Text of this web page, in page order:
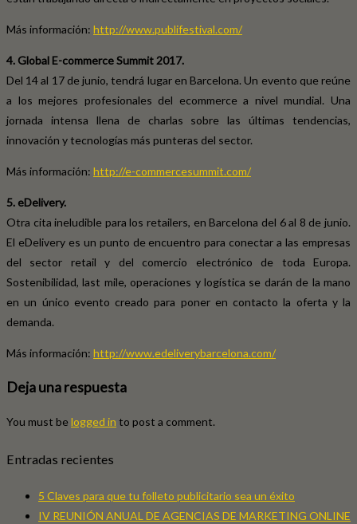
Más información: http://www.publifestival.com/
4. Global E-commerce Summit 2017.
Del 14 al 17 de junio, tendrá lugar en Barcelona. Un evento que reúne
a los mejores profesionales del ecommerce a nivel mundial. Una
jornada intensa llena de charlas sobre las últimas tendencias,
innovación y tecnologías más punteras del sector.
Más información: http://e-commercesummit.com/
5. eDelivery.
Otra cita ineludible para los retailers, en Barcelona del 6 al 8 de junio.
El eDelivery es un punto de encuentro para conectar a las empresas
del sector retail y del comercio electrónico de toda Europa.
Sostenibilidad, last mile, operaciones y logística se darán de la mano
en un único evento creado para poner en contacto la oferta y la
demanda.
Más información: http://www.edeliverybarcelona.com/
Deja una respuesta
You must be logged in to post a comment.
Entradas recientes
5 Claves para que tu folleto publicitario sea un éxito
IV REUNIÓN ANUAL DE AGENCIAS DE MARKETING ONLINE